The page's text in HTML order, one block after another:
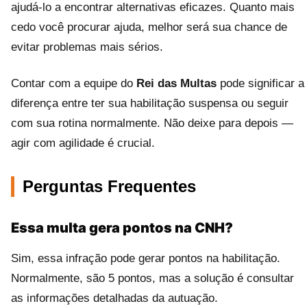
ajudá-lo a encontrar alternativas eficazes. Quanto mais
cedo você procurar ajuda, melhor será sua chance de
evitar problemas mais sérios.
Contar com a equipe do Rei das Multas pode significar a
diferença entre ter sua habilitação suspensa ou seguir
com sua rotina normalmente. Não deixe para depois —
agir com agilidade é crucial.
Perguntas Frequentes
Essa multa gera pontos na CNH?
Sim, essa infração pode gerar pontos na habilitação.
Normalmente, são 5 pontos, mas a solução é consultar
as informações detalhadas da autuação.